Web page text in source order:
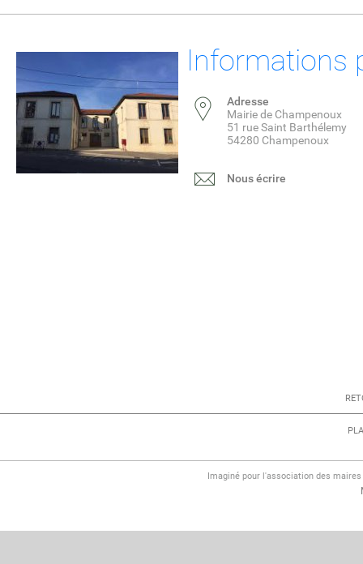
Informations
Adresse
Mairie de Champenoux
51 rue Saint Barthélemy
54280 Champenoux
Nous écrire
Imaginé pour l'association des